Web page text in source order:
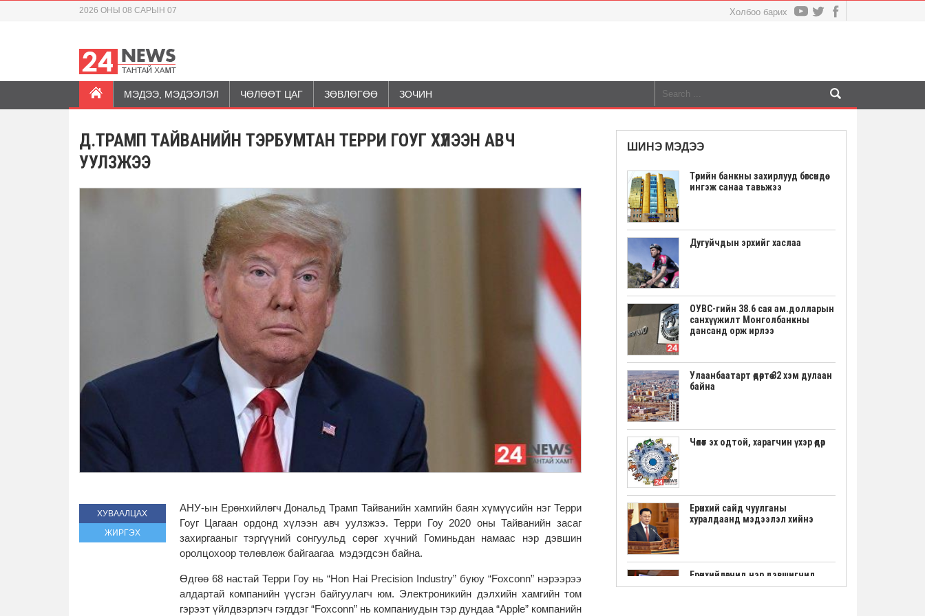
2026 ОНЫ 08 САРЫН 07 Холбоо барих
МЭДЭЭ, МЭДЭЭЛЭЛ ЧӨЛӨӨТ ЦАГ ЗӨВЛӨГӨӨ ЗОЧИН
ШИНЭ МЭДЭЭ
Төрийн банкны захирлууд бөгсөндөө
ингэж санаа тавьжээ
Дугуйчдын эрхийг хаслаа
ОУВС-гийн 38.6 сая ам.долларын
санхүүжилт Монголбанкны
дансанд орж ирлээ
Улаанбаатарт өдөртөө 32 хэм дулаан
байна
Чөлөөт эх одтой, харагчин үхэр өдөр
Ерөнхий сайд чуулганы
хуралдаанд мэдээлэл хийнэ
Ерөнхийлөгчид нэр дэвшигчид
маргааш үнэмлэхээ гардана
Д.ТРАМП ТАЙВАНИЙН ТЭРБУМТАН ТЕРРИ ГОУГ ХҮЛЭЭН АВЧ
УУЛЗЖЭЭ
ХУВААЛЦАХ
ЖИРГЭХ
АНУ-ын Ерөнхийлөгч Дональд Трамп Тайванийн хамгийн баян хүмүүсийн нэг Терри
Гоуг Цагаан ордонд хүлээн авч уулзжээ. Терри Гоу 2020 оны Тайванийн засаг
захиргааныг тэргүүний сонгуульд сөрөг хүчний Гоминьдан намаас нэр дэвшин
оролцохоор төлөвлөж байгаагаа мэдэгдсэн байна.
Өдгөө 68 настай Терри Гоу нь “Hon Hai Precision Industry” буюу “Foxconn” нэрээрээ
алдартай компанийн үүсгэн байгуулагч юм. Электроникийн дэлхийн хамгийн том
гэрээт үйлдвэрлэгч гэгддэг “Foxconn” нь компаниудын тэр дундаа “Apple” компанийн